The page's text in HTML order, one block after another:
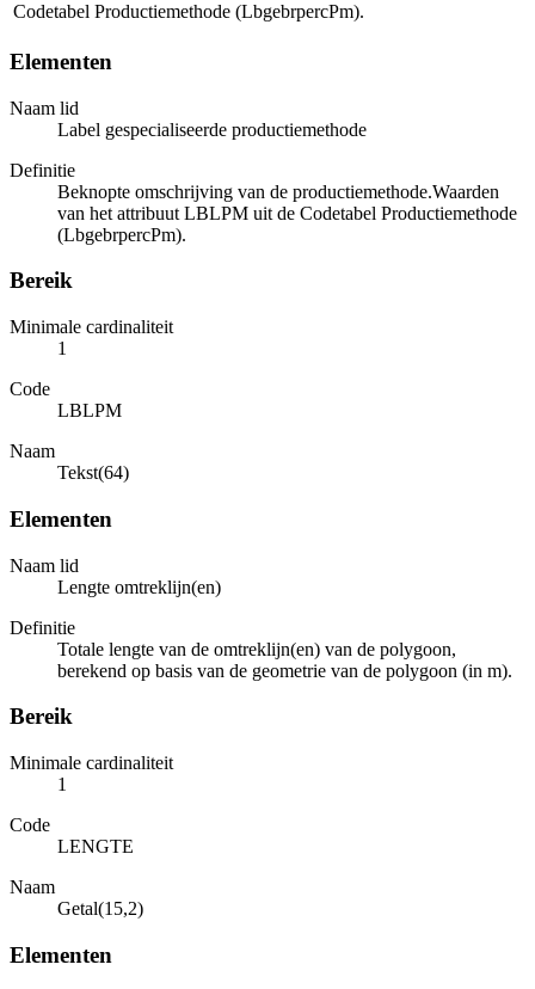
Codetabel Productiemethode (LbgebrpercPm).
Elementen
Naam lid
Label gespecialiseerde productiemethode
Definitie
Beknopte omschrijving van de productiemethode.Waarden
van het attribuut LBLPM uit de Codetabel Productiemethode
(LbgebrpercPm).
Bereik
Minimale cardinaliteit
1
Code
LBLPM
Naam
Tekst(64)
Elementen
Naam lid
Lengte omtreklijn(en)
Definitie
Totale lengte van de omtreklijn(en) van de polygoon,
berekend op basis van de geometrie van de polygoon (in m).
Bereik
Minimale cardinaliteit
1
Code
LENGTE
Naam
Getal(15,2)
Elementen